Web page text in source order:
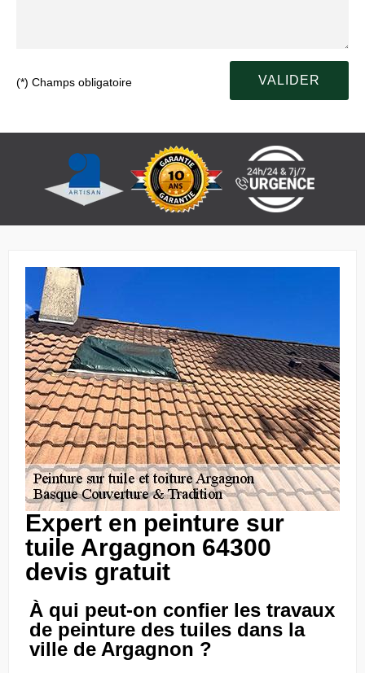
(*) Champs obligatoire
Expert en peinture sur
tuile Argagnon 64300
devis gratuit
À qui peut-on confier les travaux
de peinture des tuiles dans la
ville de Argagnon ?